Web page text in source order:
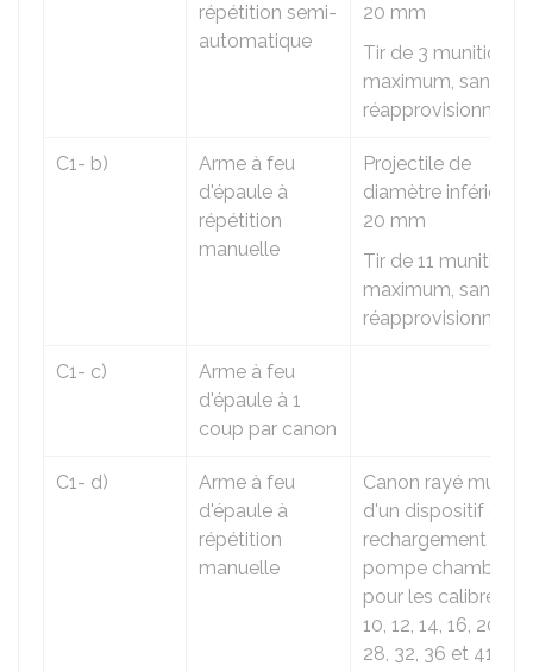
répétition semi-
automatique
20 mm
Tir de 3 munitions
maximum, sans
C1- b)
Arme à feu
d'épaule à
répétition
manuelle
Projectile de
diamètre inférieur à
20 mm
Tir de 11 munitions
maximum, sans
C1- c)
Arme à feu
d'épaule à 1
coup par canon
C1- d)
Arme à feu
d'épaule à
répétition
manuelle
Canon rayé munies
d'un dispositif de
rechargement à
pompe chambré
pour les calibres 8,
10, 12, 14, 16, 20, 24,
28, 32, 36 et 410